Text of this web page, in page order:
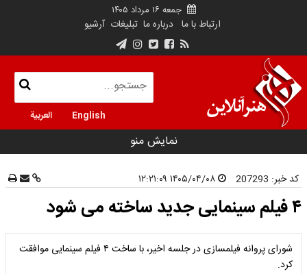
جمعه ۱۶ مرداد ۱۴۰۵
ارتباط با ما درباره ما تبلیغات آرشیو
English العربية
نمایش منو
کد خبر: 207293
۴ فیلم‌ سینمایی جدید ساخته می شود
شورای پروانه فیلمسازی در جلسه اخیر، با ساخت ۴ فیلم‌ سینمایی موافقت
کرد.